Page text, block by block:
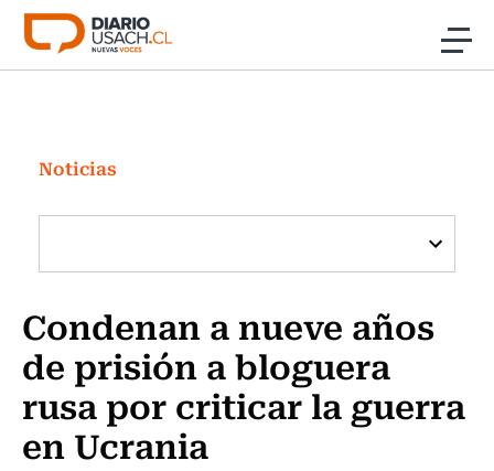
Click acá para ir directamente al contenido
Investigación
Cultura
Programas Radio y TV Usach
Noticias
Condenan a nueve años
de prisión a bloguera
rusa por criticar la guerra
en Ucrania